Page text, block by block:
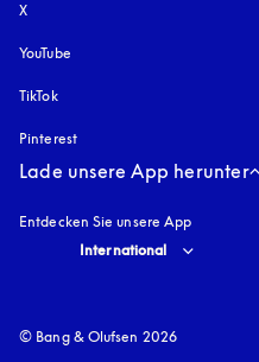
X
YouTube
TikTok
Pinterest
Lade unsere App herunter
Entdecken Sie unsere App
Select country and language
International
© Bang & Olufsen 2026